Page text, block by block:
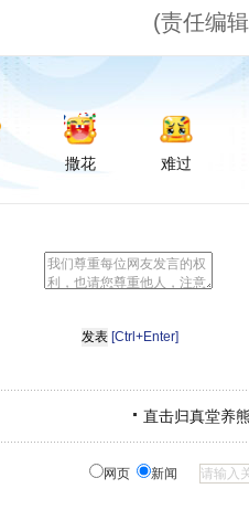
(责任编
撒花 难过
[Ctrl+Enter]
直击归真堂养
网页 新闻